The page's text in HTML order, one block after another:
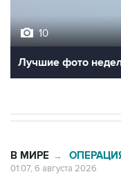
10
Лучшие фото
В МИРЕ →
01:07, 6 августа 2026